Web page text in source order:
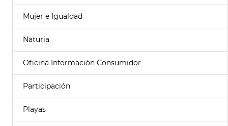
Mujer e Igualdad
Naturia
Oficina Información Consumidor
Participación
Playas